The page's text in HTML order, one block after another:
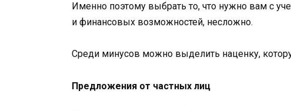
Именно поэтому выбрать то, что нужно вам с
и финансовых возможностей, несложно.
Среди минусов можно выделить наценку,
Предложения от частных лиц